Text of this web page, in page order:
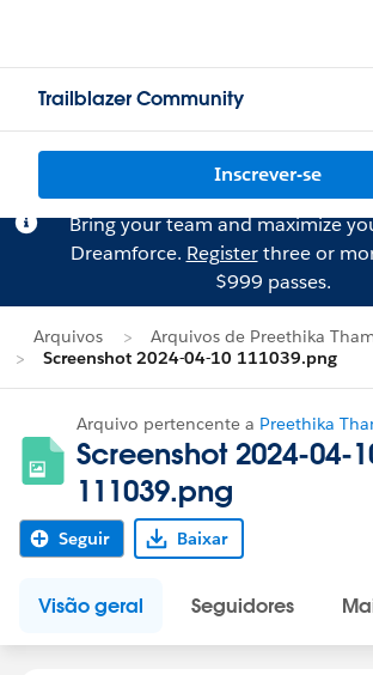
Trailblazer Community
Inscrever-se
Bring your team and maximize
Dreamforce. Registerthree or
$999 passes.
Arquivos
Arquivos de Preethika
Screenshot 2024-04-10 111039.png
Arquivo pertencente a Preethika
Screenshot 2024-04-
111039.png
Seguir Baixar
Visão geral Seguidores